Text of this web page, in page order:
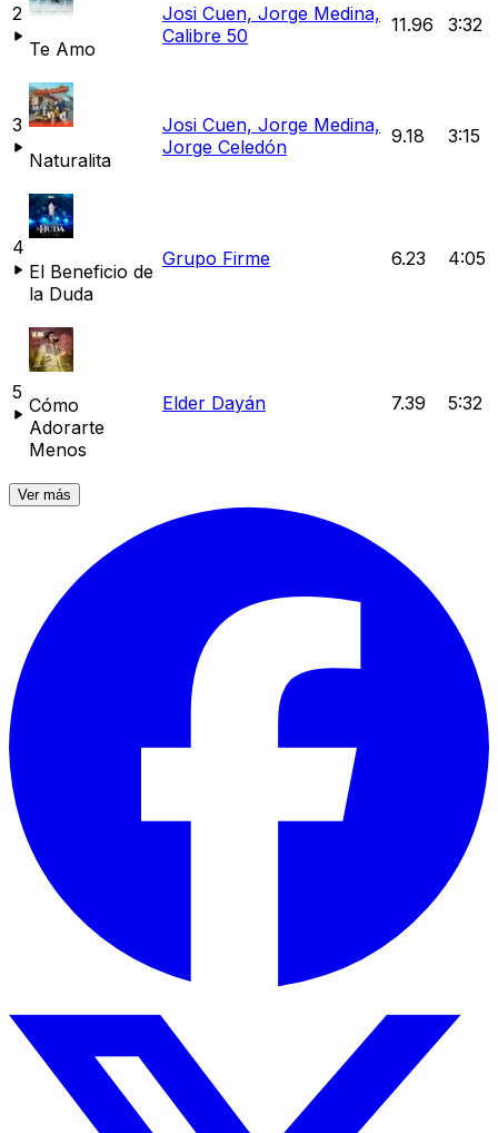
2
Te Amo
Josi Cuen, Jorge Medina,
Calibre 50
11.96 3:32
3
Naturalita
Josi Cuen, Jorge Medina,
Jorge Celedón
9.18 3:15
4
El Beneficio de
la Duda
Grupo Firme 6.23 4:05
5
Cómo
Adorarte
Menos
Elder Dayán 7.39 5:32
Ver más